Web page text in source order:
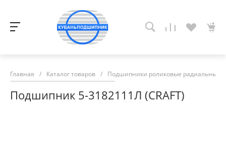
Главная / Каталог товаров / Подшипники роликовые радиальные
Подшипник 5-3182111Л (CRAFT)